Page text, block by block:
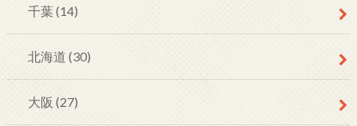
千葉(14)
北海道 (30)
大阪 (27)